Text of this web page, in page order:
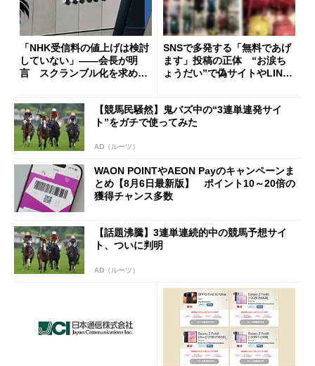
「NHK受信料の値上げは検討
していない」――会長が明
言 スクランブル化を求める
SNSで多発する「無料であげ
ます」投稿の正体 “お涙ち
ょうだい”で偽サイトやLINE
【競馬民騒然】鬼バズ中の“3連単連発サイ
ト”をガチで使ってみた
AD（ルーツ）
WAON POINTやAEON Payのキャンペーンま
とめ【8月6日最新版】 ポイント10～20倍の
獲得チャンス多数
【話題沸騰】3連単連続的中の競馬予想サイ
ト、ついに判明
AD（ルーツ）